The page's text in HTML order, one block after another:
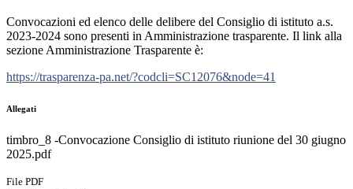
Convocazioni ed elenco delle delibere del Consiglio di istituto a.s.
2023-2024 sono presenti in Amministrazione trasparente. Il link alla
sezione Amministrazione Trasparente è:
https://trasparenza-pa.net/?codcli=SC12076&node=41
Allegati
timbro_8 -Convocazione Consiglio di istituto riunione del 30 giugno
2025.pdf
File PDF